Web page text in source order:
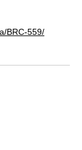
BRC-559/